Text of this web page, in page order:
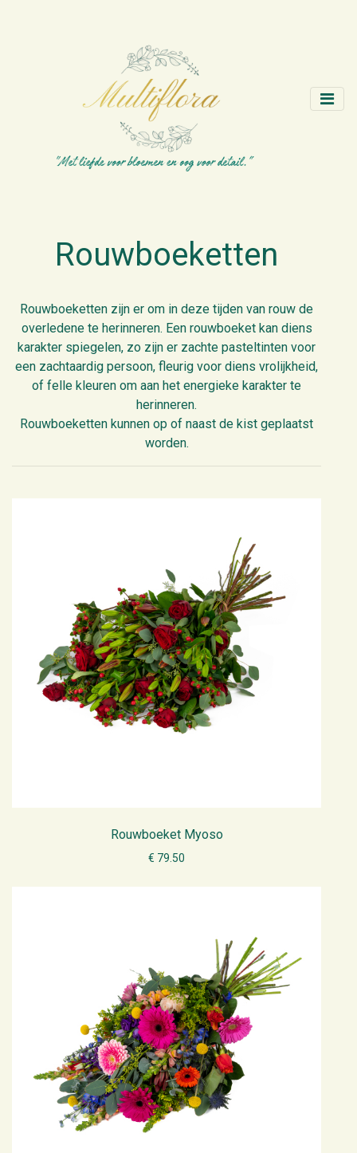
Rouwboeketten
Rouwboeketten zijn er om in deze tijden van rouw de
overledene te herinneren. Een rouwboeket kan diens
karakter spiegelen, zo zijn er zachte pasteltinten voor
een zachtaardig persoon, fleurig voor diens vrolijkheid,
of felle kleuren om aan het energieke karakter te
herinneren.
Rouwboeketten kunnen op of naast de kist geplaatst
worden.
Rouwboeket Myoso
€ 79.50